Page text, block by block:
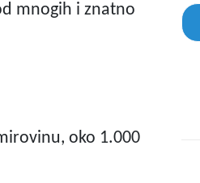
mnogih i znatno
oko 1.000